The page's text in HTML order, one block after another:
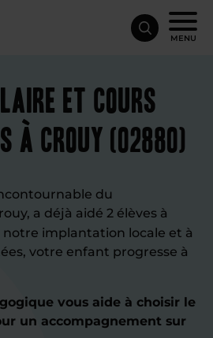
MENU
et cours
Crouy (02880)
du
a déjà aidé 2 élèves à
notre implantation locale et à
votre enfant progresse à
vous aide à choisir le
un accompagnement sur